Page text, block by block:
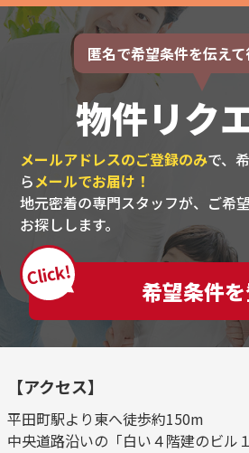
匿名で希望条件を伝えて
物件リク
メールアドレスのご登録のみで、
らメールでお届け！
地元密着の専門スタッフが、ご希
お探しします。
Click!
希望条件
【アクセス】
平田町駅より東へ徒歩約150m
中央道路沿いの「白い４階建のビル